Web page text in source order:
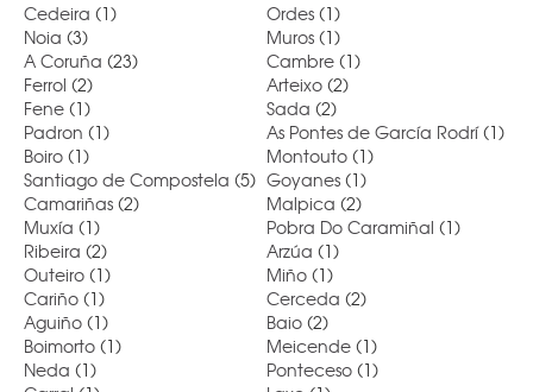
Cedeira (1) Ordes (1)
Noia (3) Muros (1)
A Coruña (23) Cambre (1)
Ferrol (2) Arteixo (2)
Fene (1) Sada (2)
Padron (1) As Pontes de García Rodrí(1)
Boiro (1) Montouto (1)
Santiago de Compostela (5) Goyanes (1)
Camariñas (2) Malpica (2)
Muxía (1) Pobra Do Caramiñal (1)
Ribeira (2) Arzúa (1)
Outeiro (1) Miño (1)
Cariño (1) Cerceda (2)
Aguiño (1) Baio (2)
Boimorto (1) Meicende (1)
Neda (1) Ponteceso (1)